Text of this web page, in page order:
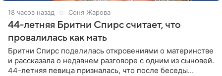
18 часов назад Соня Жарова
44-летняя Бритни Спирс считает, что
провалилась как мать
Бритни Спирс поделилась откровениями о материнстве
и рассказала о недавнем разговоре с одним из сыновей.
44-летняя певица призналась, что после беседы